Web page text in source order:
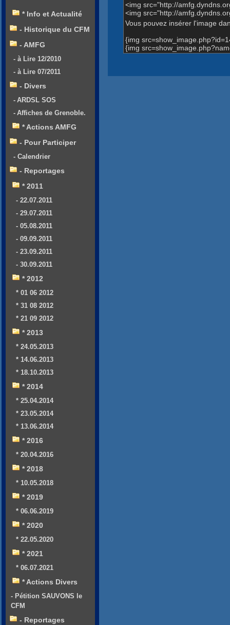
<img src="http://
<img src="http://
Vous pouvez insérer l'image
{img
{img
* Info et Actualité
- Historique du CFM
- AMFG
- à Lire 12/2010
- à Lire 07/2011
- Divers
- ARDSL SOS
- Affiches de Grenoble.
* Actions AMFG
- Pour Participer
- Calendrier
- Reportages
* 2011
- 22.07.2011
- 29.07.2011
- 05.08.2011
- 09.09.2011
- 23.09.2011
- 30.09.2011
* 2012
* 01 06 2012
* 31 08 2012
* 21 09 2012
* 2013
* 24.05.2013
* 14.06.2013
* 18.10.2013
* 2014
* 25.04.2014
* 23.05.2014
* 13.06.2014
* 2016
* 20.04.2016
* 2018
* 10.05.2018
* 2019
* 06.06.2019
* 2020
* 22.05.2020
* 2021
* 06.07.2021
* Actions Divers
- Pétition SAUVONS le
CFM
- Reportages